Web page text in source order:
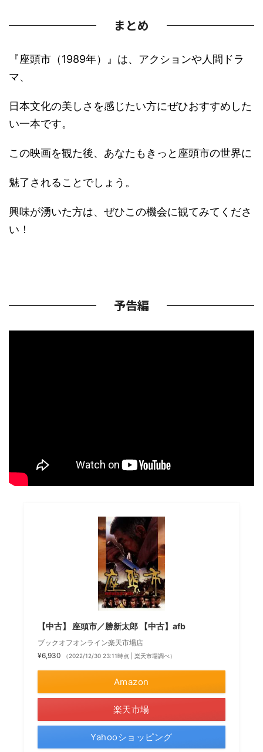
まとめ
『座頭市（1989年）』は、アクションや人間ドラ
マ、
日本文化の美しさを感じたい方にぜひおすすめした
い一本です。
この映画を観た後、あなたもきっと座頭市の世界に
魅了されることでしょう。
興味が湧いた方は、ぜひこの機会に観てみてくださ
い！
予告編
【中古】 座頭市／勝新太郎 【中古】afb
ブックオフオンライン楽天市場店
¥6,930
（2022/12/30 23:11時点 | 楽天市場調べ）
Amazon
楽天市場
Yahooショッピング